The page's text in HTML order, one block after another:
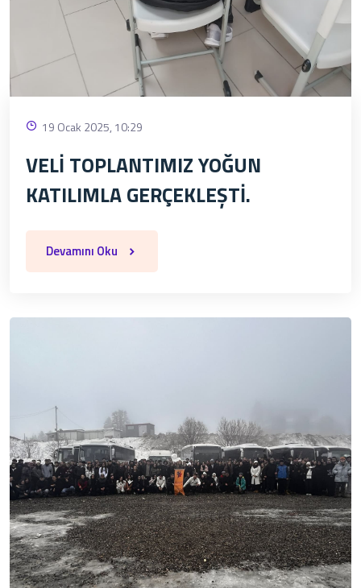
19 Ocak 2025, 10:29
VELİ TOPLANTIMIZ YOĞUN
KATILIMLA GERÇEKLEŞTİ.
Devamını Oku